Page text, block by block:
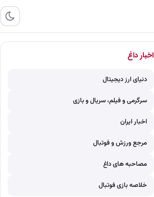
اخبار داغ
دنیای ارز دیجیتال
سرگرمی و فیلم، سریال و بازی
اخبار ایران
مرجع ورزش و فوتبال
مصاحبه های داغ
خلاصه بازی فوتبال